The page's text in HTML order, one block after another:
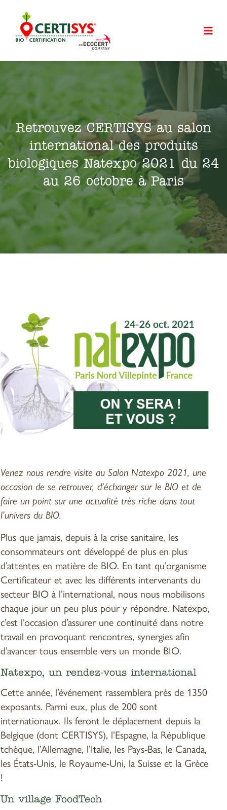
Retrouvez CERTISYS au salon
international des produits
biologiques Natexpo 2021 du 24
au 26 octobre à Paris
Venez nous rendre visite au Salon Natexpo 2021, une
occasion de se retrouver, d’échanger sur le BIO et de
faire un point sur une actualité très riche dans tout
l’univers du BIO.
Plus que jamais, depuis à la crise sanitaire, les
consommateurs ont développé de plus en plus
d’attentes en matière de BIO. En tant qu’organisme
Certificateur et avec les différents intervenants du
secteur BIO à l’international, nous nous mobilisons
chaque jour un peu plus pour y répondre. Natexpo,
c’est l’occasion d’assurer une continuité dans notre
travail en provoquant rencontres, synergies afin
d’avancer tous ensemble vers un monde BIO.
Natexpo, un rendez-vous international
Cette année, l’événement rassemblera près de 1350
exposants. Parmi eux, plus de 200 sont
internationaux. Ils feront le déplacement depuis la
Belgique (dont CERTISYS), l’Espagne, la République
tchèque, l’Allemagne, l’Italie, les Pays-Bas, le Canada,
les États-Unis, le Royaume-Uni, la Suisse et la Grèce
!
Un village FoodTech